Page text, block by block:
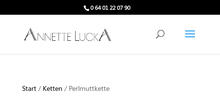
0 64 01 22 07 90
Start/ Ketten / Perlmuttkette